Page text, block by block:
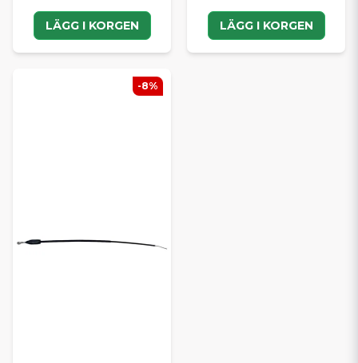
LÄGG I KORGEN LÄGG I KORGEN
-8%